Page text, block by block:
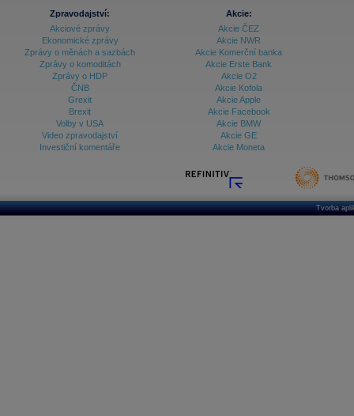
Zpravodajství:
Akciové zprávy
Ekonomické zprávy
Zprávy o měnách a sazbách
Zprávy o komoditách
Zprávy o HDP
ČNB
Grexit
Brexit
Volby v USA
Video zpravodajství
Investiční komentáře
Akcie:
Akcie ČEZ
Akcie NWR
Akcie Komerční banka
Akcie Erste Bank
Akcie O2
Akcie Kofola
Akcie Apple
Akcie Facebook
Akcie BMW
Akcie GE
Akcie Moneta
Tvorba